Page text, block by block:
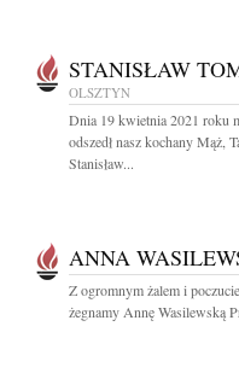
STANISŁAW
OLSZTYN
Dnia 19 kwietnia 2021 roku
odszedł nasz kochany Mąż,
Stanisław...
ANNA
Z ogromnym żalem i
żegnamy Annę Wasilewską